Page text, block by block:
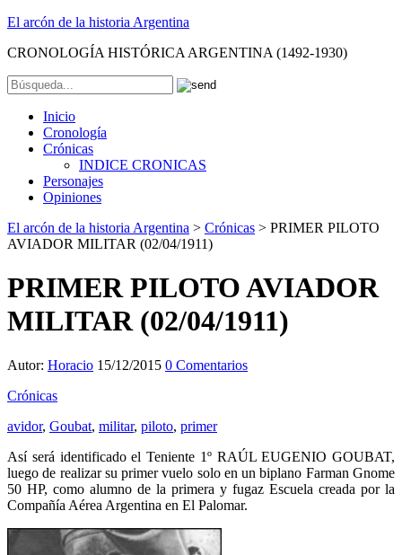
El arcón de la historia Argentina
CRONOLOGÍA HISTÓRICA ARGENTINA (1492-1930)
Inicio
Cronología
Crónicas
INDICE CRONICAS
Personajes
Opiniones
El arcón de la historia Argentina > Crónicas > PRIMER PILOTO
AVIADOR MILITAR (02/04/1911)
PRIMER PILOTO AVIADOR
MILITAR (02/04/1911)
Autor: Horacio 15/12/2015 0 Comentarios
Crónicas
avidor, Goubat, militar, piloto, primer
Así será identificado el Teniente 1º RAÚL EUGENIO GOUBAT,
luego de realizar su primer vuelo solo en un biplano Farman Gnome
50 HP, como alumno de la primera y fugaz Escuela creada por la
Compañía Aérea Argentina en El Palomar.